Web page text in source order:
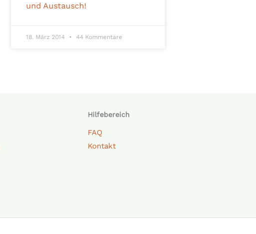
und Austausch!
18. März 2014 44 Kommentare
Hilfebereich
FAQ
Kontakt